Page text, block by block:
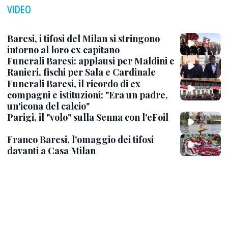
VIDEO
Baresi, i tifosi del Milan si stringono
intorno al loro ex capitano
Funerali Baresi: applausi per Maldini e
Ranieri, fischi per Sala e Cardinale
Funerali Baresi, il ricordo di ex
compagni e istituzioni: "Era un padre,
un'icona del calcio"
Parigi, il "volo" sulla Senna con l'eFoil
Franco Baresi, l'omaggio dei tifosi
davanti a Casa Milan